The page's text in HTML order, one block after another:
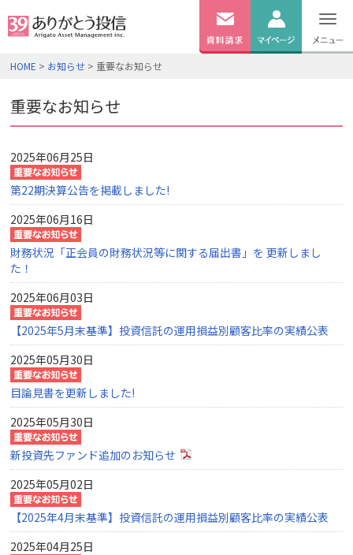
HOME > お知らせ > 重要なお知らせ
重要なお知らせ
2025年06月25日
第22期決算公告を掲載しました!
2025年06月16日
財務状況「正会員の財務状況等に関する届出書」を 更新しまし
た！
2025年06月03日
【2025年5月末基準】投資信託の運用損益別顧客比率の実績公表
2025年05月30日
目論見書を更新しました!
2025年05月30日
新投資先ファンド追加のお知らせ
2025年05月02日
【2025年4月末基準】投資信託の運用損益別顧客比率の実績公表
2025年04月25日